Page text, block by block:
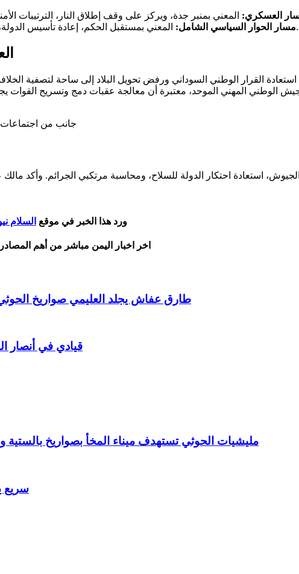
العسكري:
مسار الحوار السياسي الشامل:المعني بمستقبل الحكم، إعادة تأسيس الدولة، الانتقال المدني الديمقراطي، والدستور.
القرار الوطني السوداني ورفض تحويل البلاد إلى ساحة لتصفية
جانب من اجتماعات
استعادة احتكار الدولة للسلاح، ومحاسبة مرتكبي الجرائم. وأكد
ورد هذا الخبر في موقع السلام
اخر اخبار اليمن مباشر من أهم المصادر
طارق عفاش يجلد العليمي صواريخ
قيادي في أنصار
مليشيات الحوثي تستهدف ميناء المخأ بصواريخ
سريع